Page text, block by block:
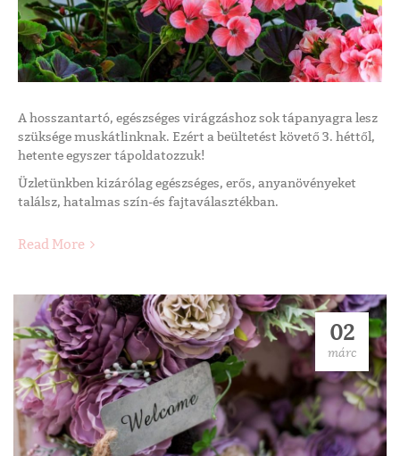
A hosszantartó, egészséges virágzáshoz sok tápanyagra lesz
szüksége muskátlinknak. Ezért a beültetést követő 3. héttől,
hetente egyszer tápoldatozzuk!
Üzletünkben kizárólag egészséges, erős, anyanövényeket
találsz, hatalmas szín-és fajtaválasztékban.
Read More
02
márc